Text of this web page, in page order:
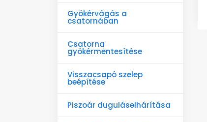
Gyökérvágás a
csatornában
Csatorna
gyökérmentesítése
Visszacsapó szelep
beépítése
Piszoár duguláselhárítása